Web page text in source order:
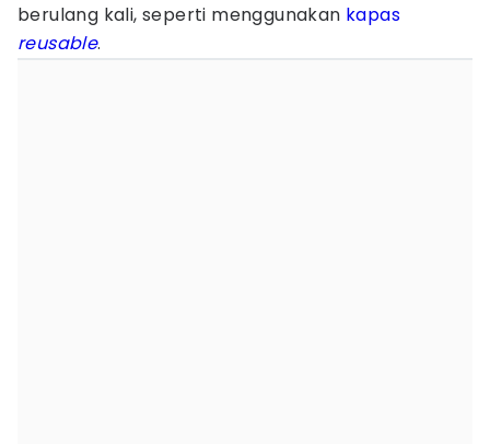
berulang kali, seperti menggunakan kapas
reusable.